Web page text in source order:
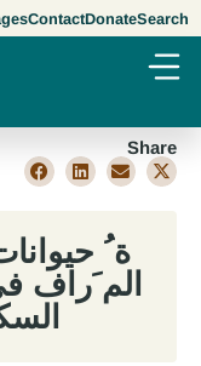
ContactDonateSearch
Share
ة
الم َراف